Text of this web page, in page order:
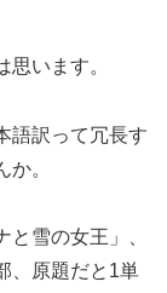
います。
語訳って冗長す
。
と雪の女王」、
、原題だと1単